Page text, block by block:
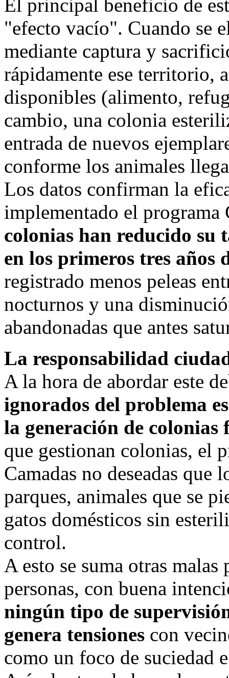
​El principal beneficio de
"efecto vacío". Cuando se
mediante captura y
rápidamente ese territorio,
disponibles (alimento,
cambio, una colonia
entrada de nuevos
conforme los animales
​Los datos confirman la
implementado el
colonias han reducido su
en los primeros tres años
registrado menos peleas
nocturnos y una
abandonadas que antes
La responsabilidad
A la hora de abordar este
ignorados del problema
la generación de colonias
que gestionan colonias, el
Camadas no deseadas que
parques, animales que se
gatos domésticos sin
control.
A esto se suma otras
personas, con buena
ningún tipo de
genera tensiones con
como un foco de suciedad